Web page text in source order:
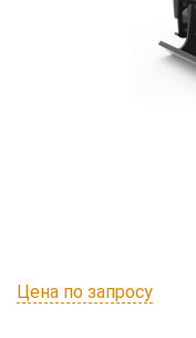
Цена по запросу